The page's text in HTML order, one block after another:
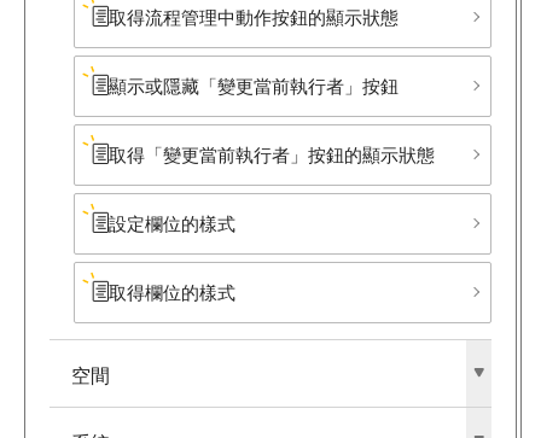
取得流程管理中動作按鈕的顯示狀態
顯示或隱藏​「變更當前執行者」​按鈕
取得​「變更當前執行者」​按鈕的顯示狀態
設定欄位的樣式
取得欄位的樣式
空間